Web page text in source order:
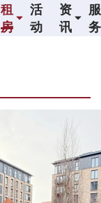
租
房
活
动
资
讯
服
务